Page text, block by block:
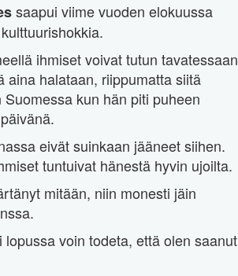
saapui viime vuoden elokuussa
ihmiset voivat tutun tavatessaan
aina halataan, riippumatta siitä
kun hän piti puheen
eivät suinkaan jääneet siihen.
tuntuivat hänestä hyvin ujoilta.
mitään, niin monesti jäin
voin todeta, että olen saanut